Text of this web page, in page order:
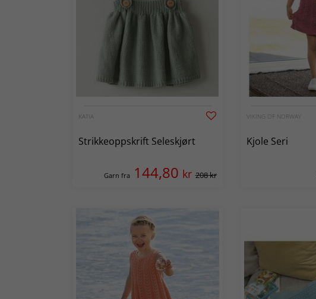
KATIA
Strikkeoppskrift Seleskjørt
Garn fra 144,80 kr 208 kr
VIKING OF NORWAY
Kjole Seri